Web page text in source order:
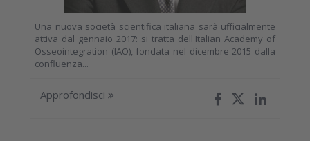
Una nuova società scientifica italiana sarà ufficialmente
attiva dal gennaio 2017: si tratta dell'Italian Academy of
Osseointegration (IAO), fondata nel dicembre 2015 dalla
confluenza...
Approfondisci